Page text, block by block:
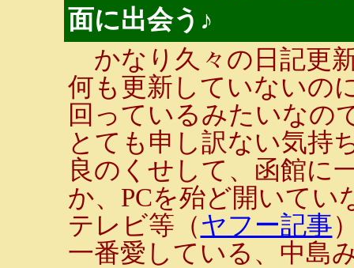
面に出会う♪
かなり久々の日記更
何も更新していないの
回っているみたいなの
とても申し訳ない気持
良のくせして、函館に
か、PCを殆ど開いて
テレビ等（ヤフー記事
一番愛している、中島